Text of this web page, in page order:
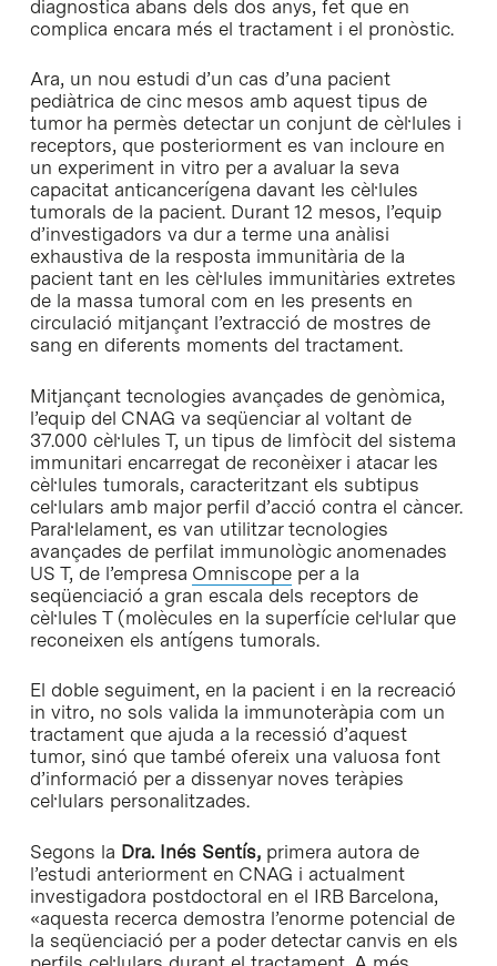
diagnostica abans dels dos anys, fet que en
complica encara més el tractament i el pronòstic.
Ara, un nou estudi d’un cas d’una pacient
pediàtrica de cinc mesos amb aquest tipus de
tumor ha permès detectar un conjunt de cèl·lules i
receptors, que posteriorment es van incloure en
un experiment in vitro per a avaluar la seva
capacitat anticancerígena davant les cèl·lules
tumorals de la pacient. Durant 12 mesos, l’equip
d’investigadors va dur a terme una anàlisi
exhaustiva de la resposta immunitària de la
pacient tant en les cèl·lules immunitàries extretes
de la massa tumoral com en les presents en
circulació mitjançant l’extracció de mostres de
sang en diferents moments del tractament.
Mitjançant tecnologies avançades de genòmica,
l’equip del CNAG va seqüenciar al voltant de
37.000 cèl·lules T, un tipus de limfòcit del sistema
immunitari encarregat de reconèixer i atacar les
cèl·lules tumorals, caracteritzant els subtipus
cel·lulars amb major perfil d’acció contra el càncer.
Paral·lelament, es van utilitzar tecnologies
avançades de perfilat immunològic anomenades
US T, de l’empresa Omniscopeper a la
seqüenciació a gran escala dels receptors de
cèl·lules T (molècules en la superfície cel·lular que
reconeixen els antígens tumorals.
El doble seguiment, en la pacient i en la recreació
in vitro, no sols valida la immunoteràpia com un
tractament que ajuda a la recessió d’aquest
tumor, sinó que també ofereix una valuosa font
d’informació per a dissenyar noves teràpies
cel·lulars personalitzades.
Segons la Dra. Inés Sentís,primera autora de
l’estudi anteriorment en CNAG i actualment
investigadora postdoctoral en el IRB Barcelona,
«aquesta recerca demostra l’enorme potencial de
la seqüenciació per a poder detectar canvis en els